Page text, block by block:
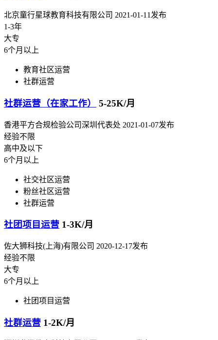
北京童行星球教育科技有限公司 2021-01-11发布
1-3年
大专
6个月以上
教育社区运营
社群运营
社群运营（在家工作） 5-25K/月
香港平方合规检验公司深圳代表处 2021-01-07发布
经验不限
高中及以下
6个月以上
社交社区运营
粉丝社区运营
社群运营
社团项目运营 1-3K/月
佐大狮科技(上海)有限公司 2020-12-17发布
经验不限
大专
6个月以上
社团项目运营
社群运营 1-2K/月